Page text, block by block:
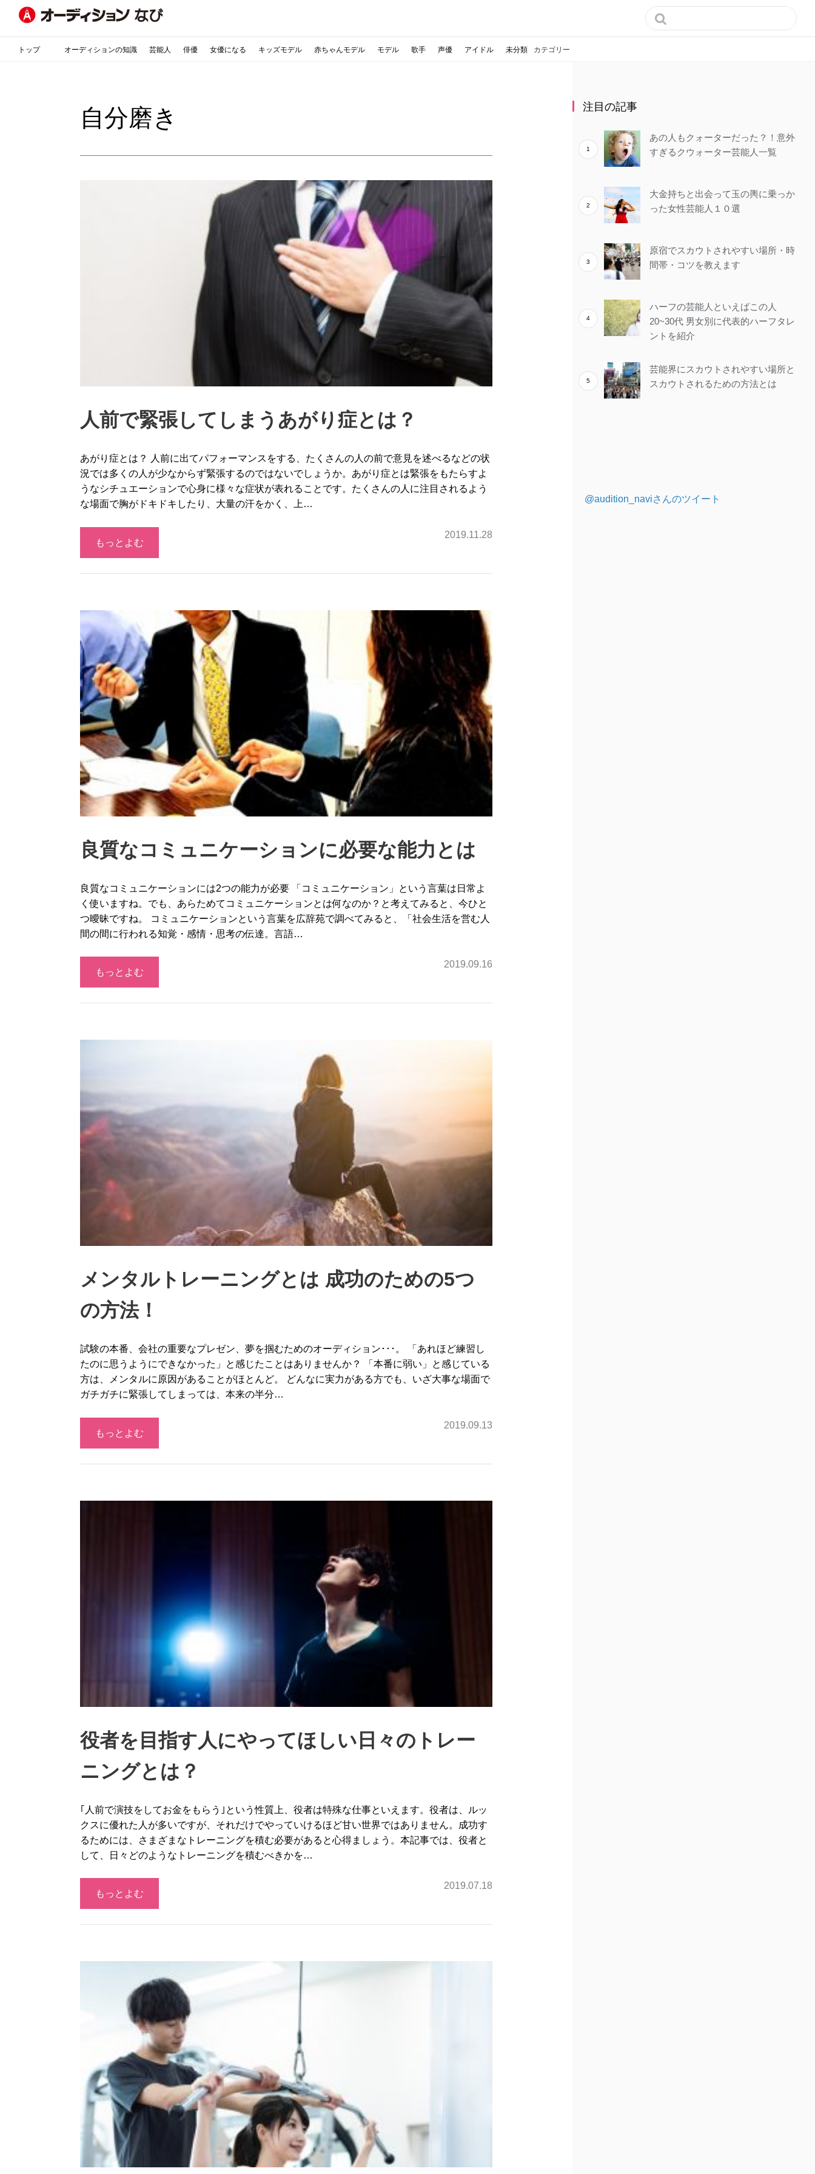

トップ カテゴリー
オーディションの知識 芸能人 俳優 女優になる キッズモデル 赤ちゃんモデル モデル 歌手 声優 アイドル 未分類
自分磨き
人前で緊張してしまうあがり症とは？
あがり症とは？ 人前に出てパフォーマンスをする、たくさんの人の前で意見を述べるなどの状
況では多くの人が少なからず緊張するのではないでしょうか。あがり症とは緊張をもたらすよ
うなシチュエーションで心身に様々な症状が表れることです。たくさんの人に注目されるよう
な場面で胸がドキドキしたり、大量の汗をかく、上…
もっとよむ
2019.11.28
良質なコミュニケーションに必要な能力とは
良質なコミュニケーションには2つの能力が必要 「コミュニケーション」という言葉は日常よ
く使いますね。でも、あらためてコミュニケーションとは何なのか？と考えてみると、今ひと
つ曖昧ですね。 コミュニケーションという言葉を広辞苑で調べてみると、「社会生活を営む人
間の間に行われる知覚・感情・思考の伝達。言語…
もっとよむ
2019.09.16
メンタルトレーニングとは 成功のための5つ
の方法！
試験の本番、会社の重要なプレゼン、夢を掴むためのオーディション･･･。 「あれほど練習し
たのに思うようにできなかった」と感じたことはありませんか？ 「本番に弱い」と感じている
方は、メンタルに原因があることがほとんど。 どんなに実力がある方でも、いざ大事な場面で
ガチガチに緊張してしまっては、本来の半分…
もっとよむ
2019.09.13
役者を目指す人にやってほしい日々のトレー
ニングとは？
｢人前で演技をしてお金をもらう｣という性質上、役者は特殊な仕事といえます。役者は、ルッ
クスに優れた人が多いですが、それだけでやっていけるほど甘い世界ではありません。成功す
るためには、さまざまなトレーニングを積む必要があると心得ましょう。本記事では、役者と
して、日々どのようなトレーニングを積むべきかを…
もっとよむ
2019.07.18
注目の記事
あの人もクォーターだった？！意外
すぎるクウォーター芸能人一覧
大金持ちと出会って玉の輿に乗っか
った女性芸能人１０選
原宿でスカウトされやすい場所・時
間帯・コツを教えます
ハーフの芸能人といえばこの人
20~30代 男女別に代表的ハーフタレ
ントを紹介
芸能界にスカウトされやすい場所と
スカウトされるための方法とは
@audition_naviさんのツイート